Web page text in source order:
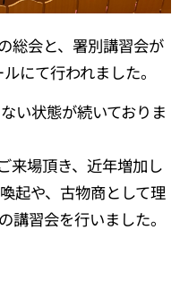
総会と、署別講習会が
にて行われました。
い状態が続いておりま
来場頂き、近年増加し
起や、古物商として理
講習会を行いました。